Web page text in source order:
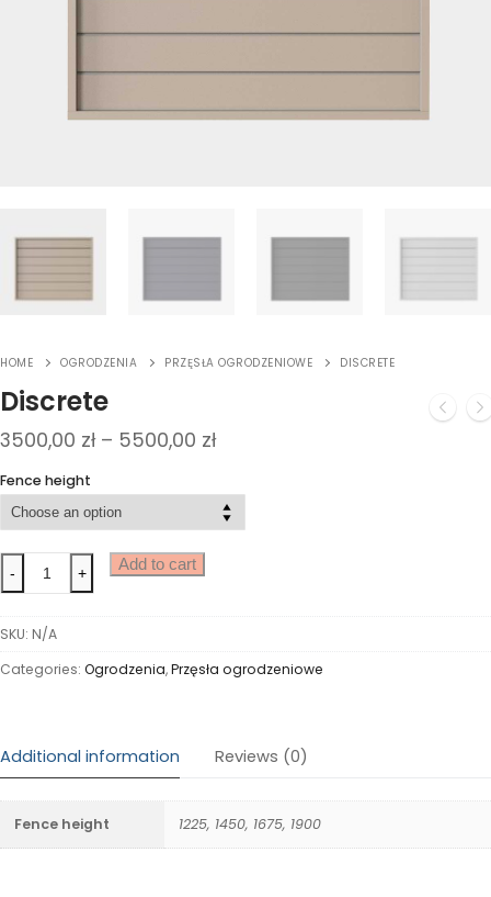
HOME OGRODZENIA PRZĘSŁA OGRODZENIOWE DISCRETE
Discrete
3500,00 zł– 5500,00 zł
Fence height
- +
Add to cart
SKU: N/A
Categories: Ogrodzenia,Przęsła ogrodzeniowe
Additional information Reviews (0)
Fence height 1225, 1450, 1675, 1900